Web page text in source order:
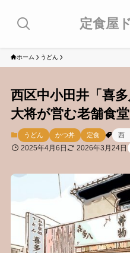
定食屋
ホーム うどん
西区中小田井「喜
大将が営む老舗食堂
うどん かつ丼 定食 西
2025年4月6日 2026年3月24日